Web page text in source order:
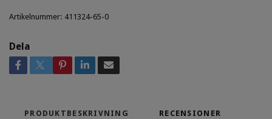
Artikelnummer: 411324-65-0
Dela
PRODUKTBESKRIVNING RECENSIONER